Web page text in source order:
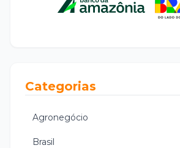
Categorias
Agronegócio
Brasil